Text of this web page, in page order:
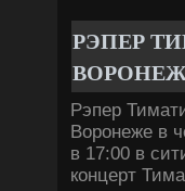
РЭПЕР
Рэпер
Воронеже в
в 17:00 в
концерт